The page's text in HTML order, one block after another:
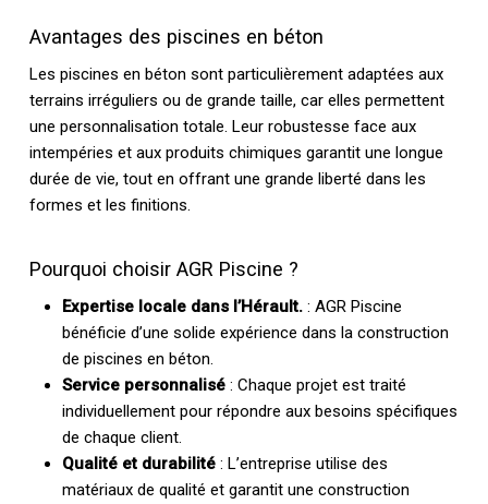
Avantages des piscines en béton
Les piscines en béton sont particulièrement adaptées aux
terrains irréguliers ou de grande taille, car elles permettent
une personnalisation totale. Leur robustesse face aux
intempéries et aux produits chimiques garantit une longue
durée de vie, tout en offrant une grande liberté dans les
formes et les finitions.
Pourquoi choisir AGR Piscine ?
Expertise locale dans l’Hérault.: AGR Piscine
bénéficie d’une solide expérience dans la construction
de piscines en béton.
Service personnalisé: Chaque projet est traité
individuellement pour répondre aux besoins spécifiques
de chaque client.
Qualité et durabilité: L’entreprise utilise des
matériaux de qualité et garantit une construction